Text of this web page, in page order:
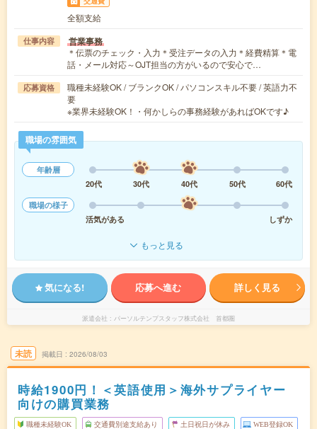
全額支給
仕事内容 営業事務
＊伝票のチェック・入力＊受注データの入力＊経費精算＊電
話・メール対応～OJT担当の方がいるので安心で…
応募資格
職種未経験OK / ブランクOK / パソコンスキル不要 / 英語力不
要
※業界未経験OK！・何かしらの事務経験があればOKです♪
職場の雰囲気
年齢層
20代
30代 40代 50代
60代
職場の様子
活気がある
しずか
もっと見る
気になる! 応募へ進む 詳しく見る
派遣会社 パーソルテンプスタッフ株式会社 首都圏
未読 掲載日 2026/08/03
時給1900円！＜英語使用＞海外サプライヤー
向けの購買業務
職種未経験OK 交通費別途支給あり 土日祝日が休み WEB登録OK